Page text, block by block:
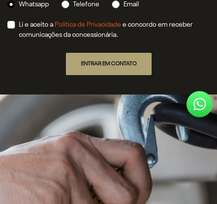
Whatsapp
Telefone Email
Li e aceito a Política de Privacidade e concordo em receber
comunicações da concessionária.
ENTRAR EM CONTATO